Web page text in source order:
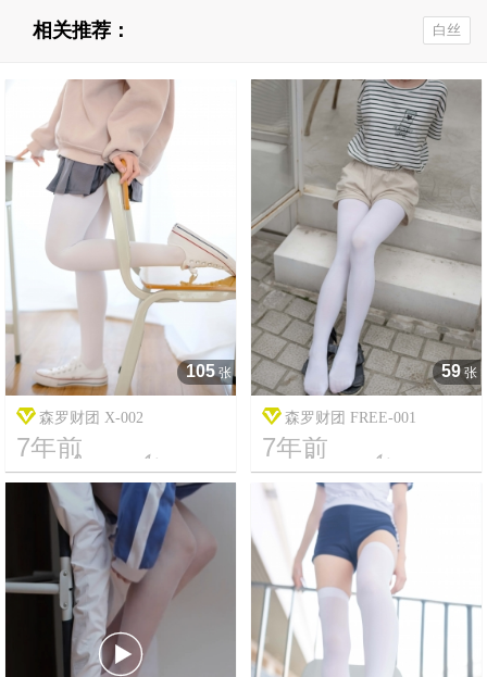
相关推荐： 白丝
105 张
森罗财团 X-002
7年前
17 2361
59 张
森罗财团 FREE-001
7年前
14 13787
